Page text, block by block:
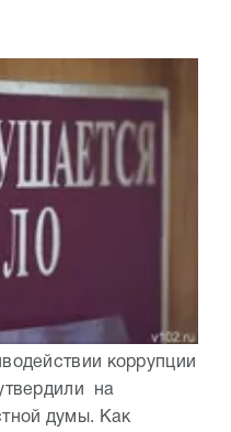
коррупции
на
думы. Как